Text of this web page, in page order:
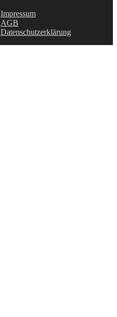
Impressum
AGB
Datenschutzerklärung